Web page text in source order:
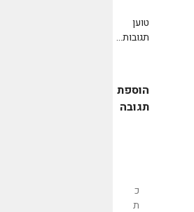
טוען
תגובות...
הוספת
תגובה